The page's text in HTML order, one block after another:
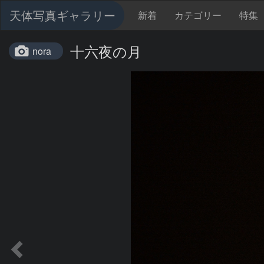
天体写真ギャラリー 新着 カテゴリー 特集
nora 十六夜の月